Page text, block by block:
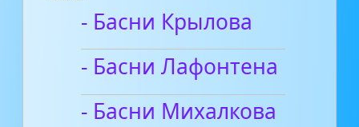
- Басни Крылова
- Басни Лафонтена
- Басни Михалкова